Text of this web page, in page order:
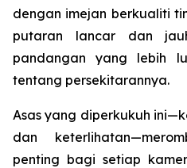
dengan imejan berkualiti
putaran lancar dan
pandangan yang lebih
tentang persekitarannya.
Asas yang diperkukuh
dan
penting bagi setiap